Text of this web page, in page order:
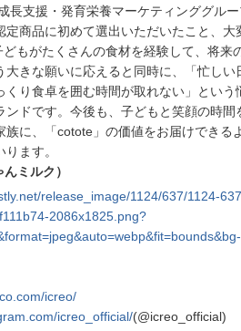
長支援・発育栄養マーケティンググル
商品に初めて選出いただいたこと、大
もがたくさんの食材を経験して、将来
きな願いに応えると同時に、「忙しい
り食卓を囲む時間が取れない」という
ドです。今後も、子どもと笑顔の時間
族に、「cotote」の価値をお届けできる
ます。
ミルク）
release_image/1124/637/1124-
2086x1825.png?
icreo/
icreo_official/(@icreo_official)